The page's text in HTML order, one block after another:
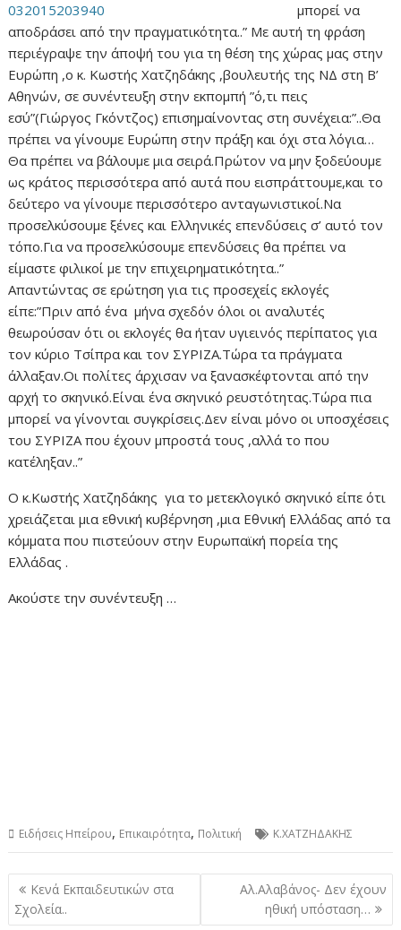
μπορεί να
αποδράσει από την πραγματικότητα..” Με αυτή τη φράση
περιέγραψε την άποψή του για τη θέση της χώρας μας στην
Ευρώπη ,ο κ. Κωστής Χατζηδάκης ,βουλευτής της ΝΔ στη Β’
Αθηνών, σε συνέντευξη στην εκπομπή ”ό,τι πεις
εσύ”(Γιώργος Γκόντζος) επισημαίνοντας στη συνέχεια:”..Θα
πρέπει να γίνουμε Ευρώπη στην πράξη και όχι στα λόγια…
Θα πρέπει να βάλουμε μια σειρά.Πρώτον να μην ξοδεύουμε
ως κράτος περισσότερα από αυτά που εισπράττουμε,και το
δεύτερο να γίνουμε περισσότερο ανταγωνιστικοί.Να
προσελκύσουμε ξένες και Ελληνικές επενδύσεις σ’ αυτό τον
τόπο.Για να προσελκύσουμε επενδύσεις θα πρέπει να
είμαστε φιλικοί με την επιχειρηματικότητα..”
Απαντώντας σε ερώτηση για τις προσεχείς εκλογές
είπε:”Πριν από ένα μήνα σχεδόν όλοι οι αναλυτές
θεωρούσαν ότι οι εκλογές θα ήταν υγιεινός περίπατος για
τον κύριο Τσίπρα και τον ΣΥΡΙΖΑ.Τώρα τα πράγματα
άλλαξαν.Οι πολίτες άρχισαν να ξανασκέφτονται από την
αρχή το σκηνικό.Είναι ένα σκηνικό ρευστότητας.Τώρα πια
μπορεί να γίνονται συγκρίσεις.Δεν είναι μόνο οι υποσχέσεις
του ΣΥΡΙΖΑ που έχουν μπροστά τους ,αλλά το που
κατέληξαν..”
Ο κ.Κωστής Χατζηδάκης για το μετεκλογικό σκηνικό είπε ότι
χρειάζεται μια εθνική κυβέρνηση ,μια Εθνική Ελλάδας από τα
κόμματα που πιστεύουν στην Ευρωπαϊκή πορεία της
Ελλάδας .
Ακούστε την συνέντευξη …
Ειδήσεις Ηπείρου, Επικαιρότητα, Πολιτική Κ.ΧΑΤΖΗΔΑΚΗΣ
Πλοήγηση
άρθρων
Κενά Εκπαιδευτικών στα
Σχολεία..
Αλ.Αλαβάνος- Δεν έχουν
ηθική υπόσταση…